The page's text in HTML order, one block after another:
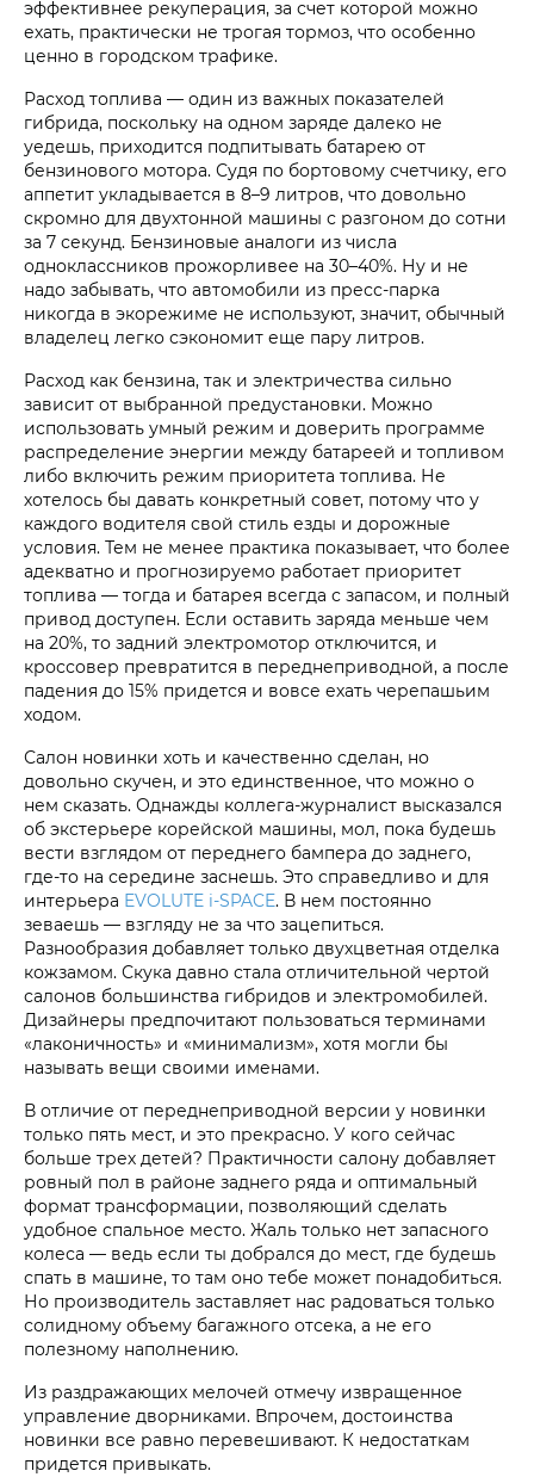
эффективнее рекуперация, за счет которой можно
ехать, практически не трогая тормоз, что особенно
ценно в городском трафике.
Расход топлива — один из важных показателей
гибрида, поскольку на одном заряде далеко не
уедешь, приходится подпитывать батарею от
бензинового мотора. Судя по бортовому счетчику, его
аппетит укладывается в 8–9 литров, что довольно
скромно для двухтонной машины с разгоном до сотни
за 7 секунд. Бензиновые аналоги из числа
одноклассников прожорливее на 30–40%. Ну и не
надо забывать, что автомобили из пресс-парка
никогда в экорежиме не используют, значит, обычный
владелец легко сэкономит еще пару литров.
Расход как бензина, так и электричества сильно
зависит от выбранной предустановки. Можно
использовать умный режим и доверить программе
распределение энергии между батареей и топливом
либо включить режим приоритета топлива. Не
хотелось бы давать конкретный совет, потому что у
каждого водителя свой стиль езды и дорожные
условия. Тем не менее практика показывает, что более
адекватно и прогнозируемо работает приоритет
топлива — тогда и батарея всегда с запасом, и полный
привод доступен. Если оставить заряда меньше чем
на 20%, то задний электромотор отключится, и
кроссовер превратится в переднеприводной, а после
падения до 15% придется и вовсе ехать черепашьим
ходом.
Салон новинки хоть и качественно сделан, но
довольно скучен, и это единственное, что можно о
нем сказать. Однажды коллега-журналист высказался
об экстерьере корейской машины, мол, пока будешь
вести взглядом от переднего бампера до заднего,
где-то на середине заснешь. Это справедливо и для
интерьера EVOLUTE i‑SPACE. В нем постоянно
зеваешь — взгляду не за что зацепиться.
Разнообразия добавляет только двухцветная отделка
кожзамом. Скука давно стала отличительной чертой
салонов большинства гибридов и электромобилей.
Дизайнеры предпочитают пользоваться терминами
«лаконичность» и «минимализм», хотя могли бы
называть вещи своими именами.
В отличие от переднеприводной версии у новинки
только пять мест, и это прекрасно. У кого сейчас
больше трех детей? Практичности салону добавляет
ровный пол в районе заднего ряда и оптимальный
формат трансформации, позволяющий сделать
удобное спальное место. Жаль только нет запасного
колеса — ведь если ты добрался до мест, где будешь
спать в машине, то там оно тебе может понадобиться.
Но производитель заставляет нас радоваться только
солидному объему багажного отсека, а не его
полезному наполнению.
Из раздражающих мелочей отмечу извращенное
управление дворниками. Впрочем, достоинства
новинки все равно перевешивают. К недостаткам
придется привыкать.